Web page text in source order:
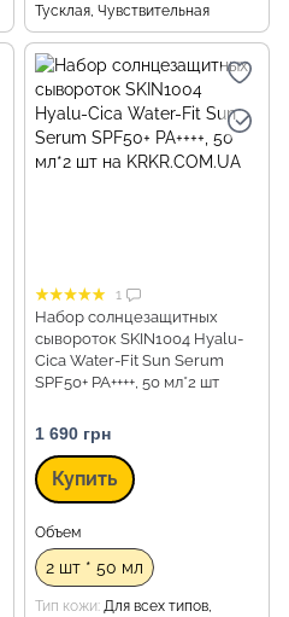
Тусклая, Чувствительная
1
Набор солнцезащитных
сывороток SKIN1004 Hyalu-
Cica Water-Fit Sun Serum
SPF50+ PA++++, 50 мл*2 шт
1 690 грн
Купить
Объем
2 шт * 50 мл
Тип кожи Для всех типов,